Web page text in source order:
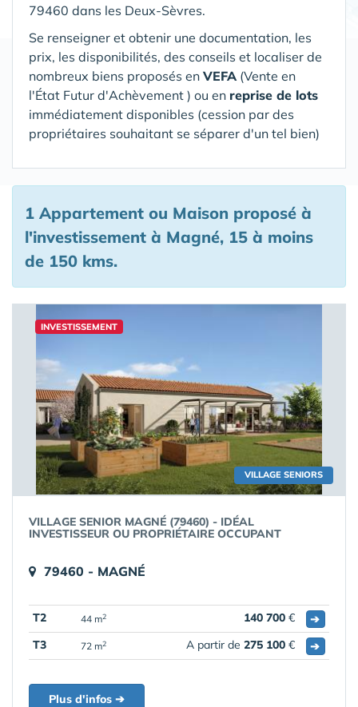
79460 dans les Deux-Sèvres.
Se renseigner et obtenir une documentation, les
prix, les disponibilités, des conseils et localiser de
nombreux biens proposés en VEFA (Vente en
l'État Futur d'Achèvement ) ou en reprise de lots
immédiatement disponibles (cession par des
propriétaires souhaitant se séparer d'un tel bien)
1 Appartement ou Maison proposé à
l'investissement à Magné, 15 à moins
de 150 kms.
VILLAGE SENIORS
INVESTISSEMENT
VILLAGE SENIOR MAGNÉ (79460) - IDÉAL
INVESTISSEUR OU PROPRIÉTAIRE OCCUPANT
79460 - MAGNÉ
T2 44 m2 140 700 €
➔
T3
72 m2 A partir de 275 100 € ➔
Plus d'infos ➔